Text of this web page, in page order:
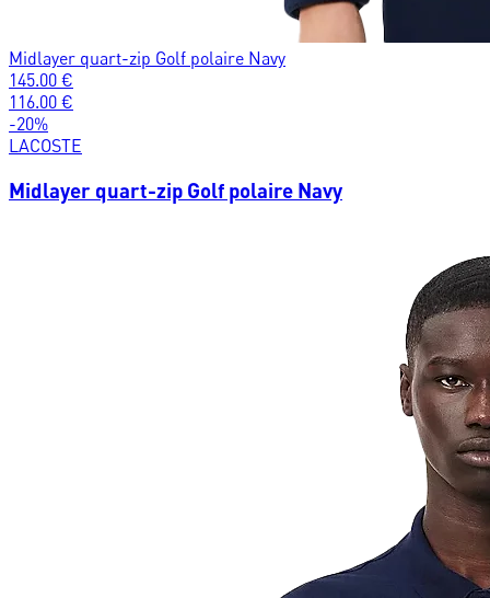
Midlayer quart-zip Golf polaire Navy
145.00 €
116.00 €
-20%
LACOSTE
Midlayer quart-zip Golf polaire Navy